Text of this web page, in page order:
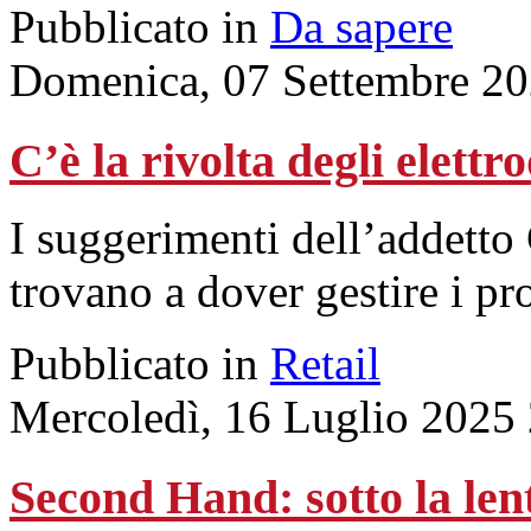
Pubblicato in Da sapere
Domenica, 07 Settembre
C’è la rivolta degli
I suggerimenti
trovano a dover gestire i
Pubblicato in Retail
Mercoledì, 16 Luglio 2025
Second Hand: sotto la